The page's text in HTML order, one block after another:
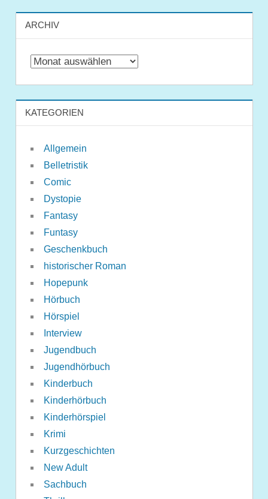
ARCHIV
Archiv
KATEGORIEN
Allgemein
Belletristik
Comic
Dystopie
Fantasy
Funtasy
Geschenkbuch
historischer Roman
Hopepunk
Hörbuch
Hörspiel
Interview
Jugendbuch
Jugendhörbuch
Kinderbuch
Kinderhörbuch
Kinderhörspiel
Krimi
Kurzgeschichten
New Adult
Sachbuch